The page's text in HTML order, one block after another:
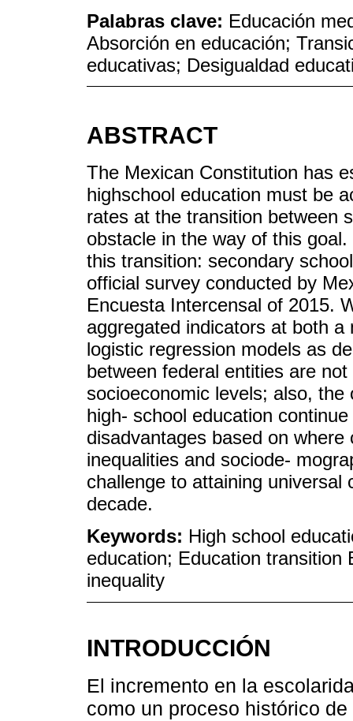
Palabras clave: Educación
Absorción en educación;
educativas; Desigualdad
ABSTRACT
The Mexican Constitution has
highschool education must be
rates at the transition between
obstacle in the way of this
this transition: secondary
official survey conducted by
Encuesta Intercensal of 2015.
aggregated indicators at both
logistic regression models as
between federal entities are
socioeconomic levels; also,
high- school education
disadvantages based on
inequalities and sociode-
challenge to attaining
decade.
Keywords: High school
education; Education transition
inequality
INTRODUCCIÓN
El incremento en la
como un proceso histórico